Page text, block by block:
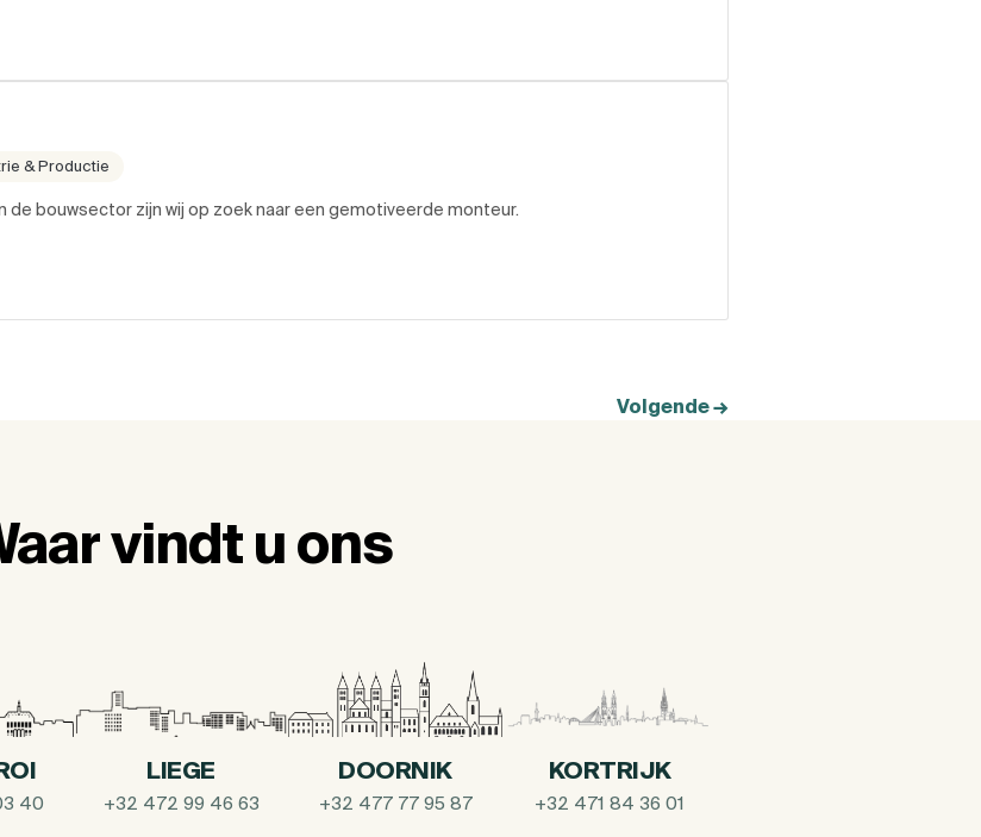
& Productie
bouwsector zijn wij op zoek naar een gemotiveerde monteur.
Volgende→
vindt u ons
40
LIEGE
+32 472 99 46 63
DOORNIK
+32 477 77 95 87
KORTRIJK
+32 471 84 36 01